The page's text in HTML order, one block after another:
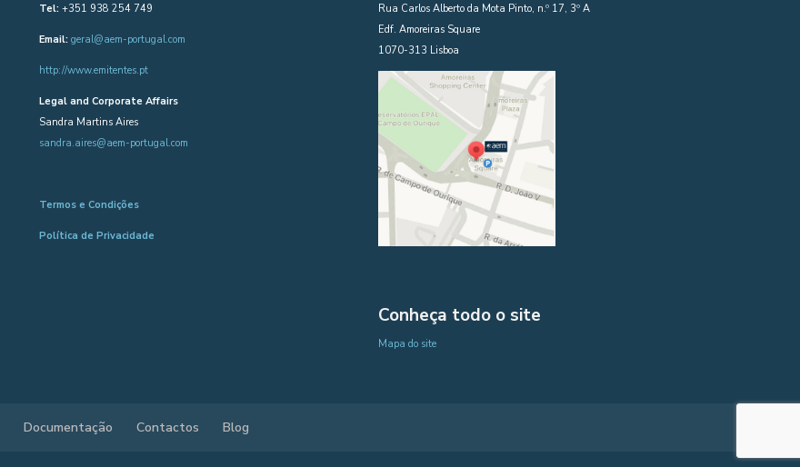
Tel: +351 938 254 749
Email: geral@aem-portugal.com
http://www.emitentes.pt
Legal and Corporate Affairs
Sandra Martins Aires
sandra.aires@aem-portugal.com
Termos e Condições
Política de Privacidade
Rua Carlos Alberto da Mota Pinto, n.º 17, 3º A
Edf. Amoreiras Square
1070-313 Lisboa
Conheça todo o site
Mapa do site
Documentação Contactos Blog